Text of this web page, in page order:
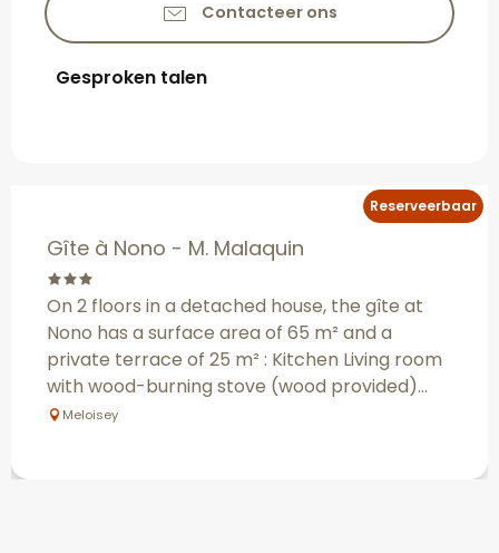
Contacteer ons
Gesproken talen
Gesproken talen
Gîte à Nono - M. Malaquin
On 2 floors in a detached house, the gîte at
Nono has a surface area of 65 m² and a
private terrace of 25 m² : Kitchen Living room
with wood-burning stove (wood provided)...
Meloisey
Reserveerbaar